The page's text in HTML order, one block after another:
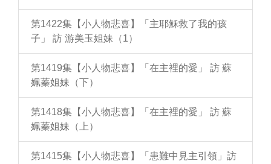
第1422集【小人物悲喜】「主耶穌救了我的孩
子」 訪 游美玉姐妹（1）
第1419集【小人物悲喜】「在主裡的愛」 訪 蘇
姵蓁姐妹（下）
第1418集【小人物悲喜】「在主裡的愛」 訪 蘇
姵蓁姐妹（上）
第1415集【小人物悲喜】「患難中見主引領」訪